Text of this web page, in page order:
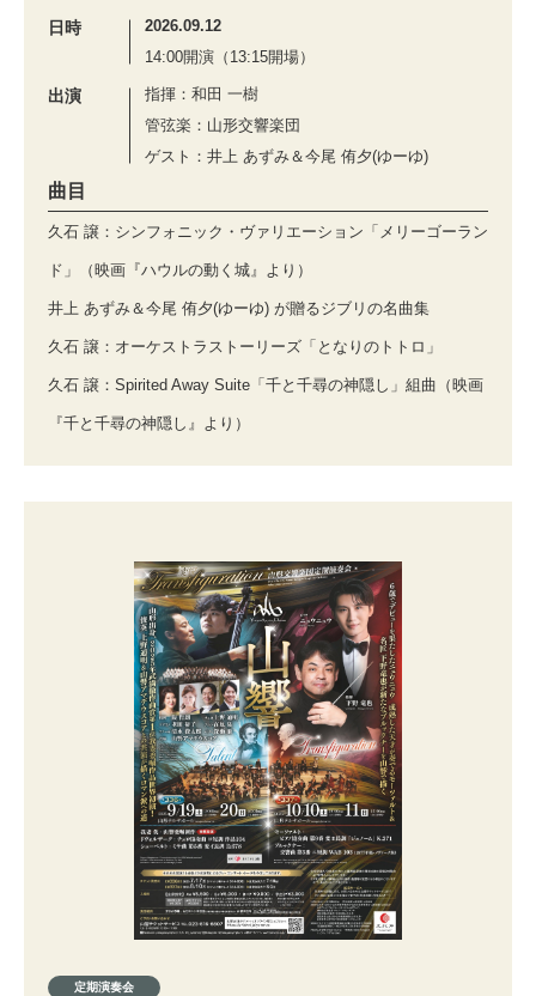
日時
2026.09.12
14:00開演（13:15開場）
出演
指揮：和田 一樹
管弦楽：山形交響楽団
ゲスト：井上 あずみ＆今尾 侑夕(ゆーゆ)
曲目
久石 譲：シンフォニック・ヴァリエーション「メリーゴーラン
ド」（映画『ハウルの動く城』より）
井上 あずみ＆今尾 侑夕(ゆーゆ) が贈るジブリの名曲集
久石 譲：オーケストラストーリーズ「となりのトトロ」
久石 譲：Spirited Away Suite「千と千尋の神隠し」組曲（映画
『千と千尋の神隠し』より）
定期演奏会